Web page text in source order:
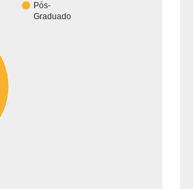
Pós-
Graduado